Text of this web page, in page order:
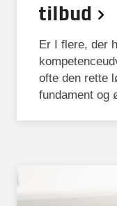
tilbud
Er I flere, der
ofte den rette
fundament og